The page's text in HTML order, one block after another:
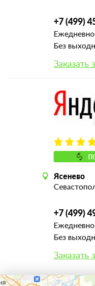
+7 (499)
Без
Заказать
Ясенево
+7 (499)
Без
Заказать